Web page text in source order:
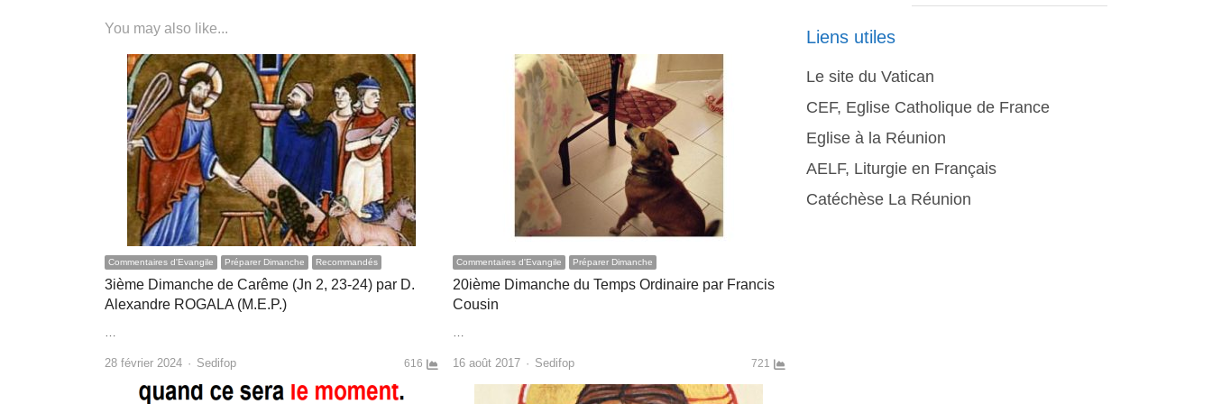
You may also like...
Commentaires d'Evangile Préparer Dimanche Recommandés
3ième Dimanche de Carême (Jn 2, 23-24) par D.
Alexandre ROGALA (M.E.P.)
…
28 février 2024 Author
Sedifop 616
Commentaires d'Evangile Préparer Dimanche
20ième Dimanche du Temps Ordinaire par Francis
Cousin
…
16 août 2017 Author
Sedifop 721
Liens utiles
Le site du Vatican
CEF, Eglise Catholique de France
Eglise à la Réunion
AELF, Liturgie en Français
Catéchèse La Réunion